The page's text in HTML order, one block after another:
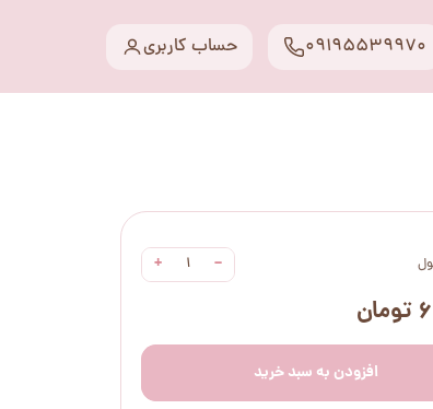
حساب کاربری 09195539970
−
+
افزودن به سبد خرید